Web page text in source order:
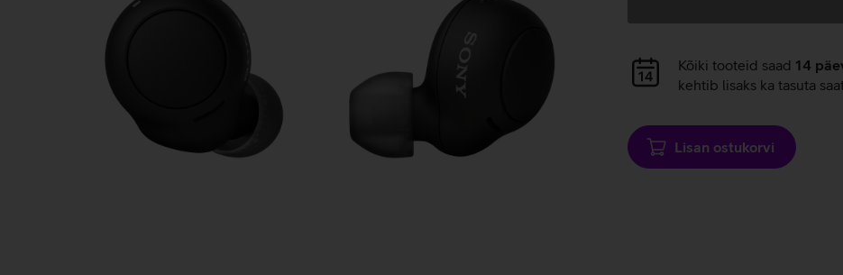
Andmete
laadimine
Kõiki tooteid saad 14
kehtib lisaks ka tasuta
Lisan ostukorvi